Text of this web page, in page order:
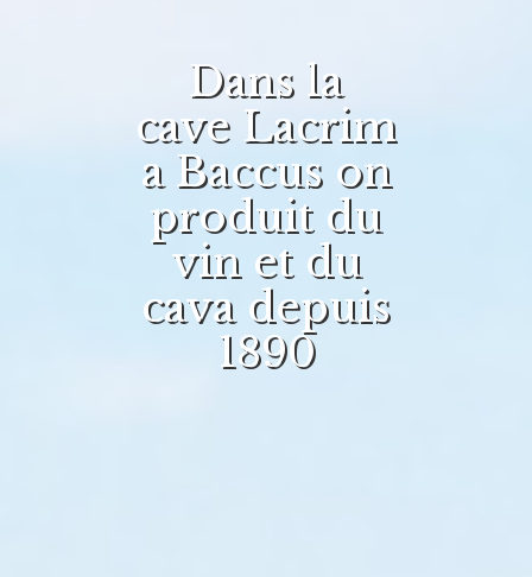
Dans la
cave Lacrim
a Baccus on
produit du
vin et du
cava depuis
1890